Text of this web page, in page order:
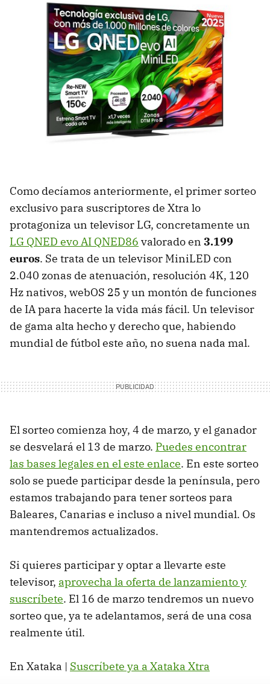
Como decíamos anteriormente, el primer sorteo
exclusivo para suscriptores de Xtra lo
protagoniza un televisor LG, concretamente un
LG QNED evo AI QNED86 valorado en 3.199
euros. Se trata de un televisor MiniLED con
2.040 zonas de atenuación, resolución 4K, 120
Hz nativos, webOS 25 y un montón de funciones
de IA para hacerte la vida más fácil. Un televisor
de gama alta hecho y derecho que, habiendo
mundial de fútbol este año, no suena nada mal.
El sorteo comienza hoy, 4 de marzo, y el ganador
se desvelará el 13 de marzo. Puedes encontrar
las bases legales en el este enlace. En este sorteo
solo se puede participar desde la península, pero
estamos trabajando para tener sorteos para
Baleares, Canarias e incluso a nivel mundial. Os
mantendremos actualizados.
Si quieres participar y optar a llevarte este
televisor, aprovecha la oferta de lanzamiento y
suscríbete. El 16 de marzo tendremos un nuevo
sorteo que, ya te adelantamos, será de una cosa
realmente útil.
En Xataka | Suscríbete ya a Xataka Xtra